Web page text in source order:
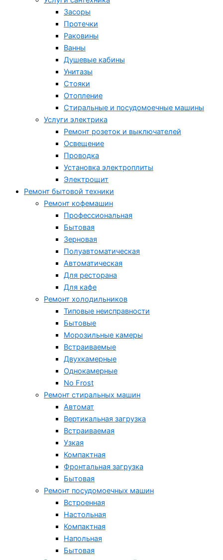
Засоры
Протечки
Раковины
Ванны
Душевые кабины
Унитазы
Стояки
Отопление
Стиральные и посудомоечные машины
Услуги электрика
Ремонт розеток и выключателей
Освещение
Проводка
Установка электроплиты
Электрощит
Ремонт бытовой техники
Ремонт кофемашин
Профессиональная
Бытовая
Зерновая
Полуавтоматическая
Автоматическая
Для ресторана
Для кафе
Ремонт холодильников
Типовые неисправности
Бытовые
Морозильные камеры
Встраиваемые
Двухкамерные
Однокамерные
No Frost
Ремонт стиральных машин
Автомат
Вертикальная загрузка
Встраиваемая
Узкая
Компактная
Фронтальная загрузка
Бытовая
Ремонт посудомоечных машин
Встроенная
Настольная
Компактная
Напольная
Бытовая